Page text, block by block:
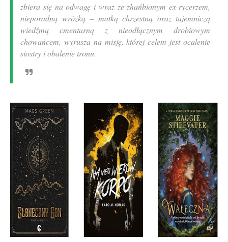
zbiera się na odwagę i wraz ze zhańbionym ex-rycerzem,
nieporadną wróżką – matką chrzestną oraz tajemniczą
wiedźmą cmentarną z nieodłącznym drobiowym
chowańcem, wyrusza na misję, której celem jest ocalenie
siostry i obalenie tronu.